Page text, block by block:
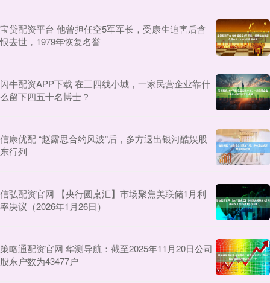
宝贷配资平台 他曾担任空5军军长，受康生迫害后含
恨去世，1979年恢复名誉
闪牛配资APP下载 在三四线小城，一家民营企业靠什
么留下四五十名博士？
信康优配 “赵露思合约风波”后，多方退出银河酷娱股
东行列
信弘配资官网 【央行圆桌汇】市场聚焦美联储1月利
率决议（2026年1月26日）
策略通配资官网 华测导航：截至2025年11月20日公司
股东户数为43477户